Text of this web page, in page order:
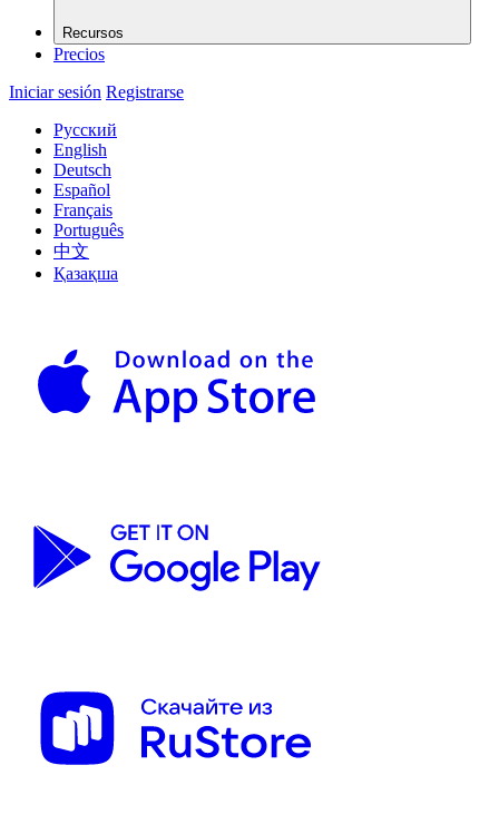
Recursos
Precios
Iniciar sesión Registrarse
Русский
English
Deutsch
Español
Français
Português
中文
Қазақша